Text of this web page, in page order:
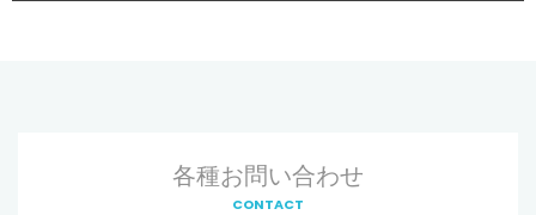
各種お問い合わせ
CONTACT